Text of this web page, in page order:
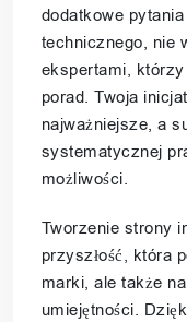
dodatkowe
technicznego, nie
ekspertami,
porad. Twoja
najważniejsze, a
systematycznej
możliwości.
Tworzenie strony
przyszłość, która
marki, ale także
umiejętności.